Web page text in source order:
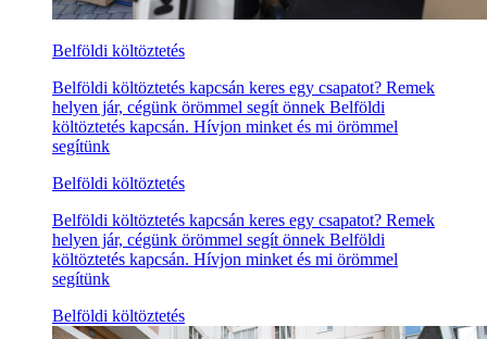
Belföldi költöztetés
Belföldi költöztetés kapcsán keres egy csapatot? Remek
helyen jár, cégünk örömmel segít önnek Belföldi
költöztetés kapcsán. Hívjon minket és mi örömmel
segítünk
Belföldi költöztetés
Belföldi költöztetés kapcsán keres egy csapatot? Remek
helyen jár, cégünk örömmel segít önnek Belföldi
költöztetés kapcsán. Hívjon minket és mi örömmel
segítünk
Belföldi költöztetés